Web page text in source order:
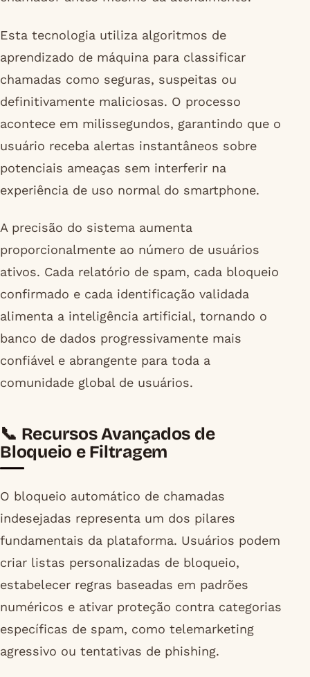
Esta tecnologia utiliza algoritmos de
aprendizado de máquina para classificar
chamadas como seguras, suspeitas ou
definitivamente maliciosas. O processo
acontece em milissegundos, garantindo que o
usuário receba alertas instantâneos sobre
potenciais ameaças sem interferir na
experiência de uso normal do smartphone.
A precisão do sistema aumenta
proporcionalmente ao número de usuários
ativos. Cada relatório de spam, cada bloqueio
confirmado e cada identificação validada
alimenta a inteligência artificial, tornando o
banco de dados progressivamente mais
confiável e abrangente para toda a
comunidade global de usuários.
📞 Recursos Avançados de
Bloqueio e Filtragem
O bloqueio automático de chamadas
indesejadas representa um dos pilares
fundamentais da plataforma. Usuários podem
criar listas personalizadas de bloqueio,
estabelecer regras baseadas em padrões
numéricos e ativar proteção contra categorias
específicas de spam, como telemarketing
agressivo ou tentativas de phishing.